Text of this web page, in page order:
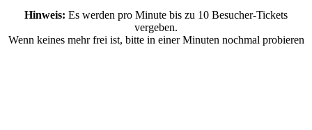
Hinweis: Es werden pro Minute bis zu 10 Besucher-Tickets
vergeben.
Wenn keines mehr frei ist, bitte in einer Minuten nochmal probieren